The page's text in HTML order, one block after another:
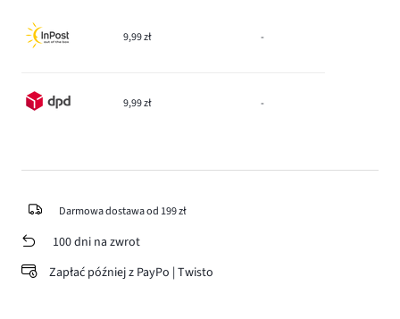
9,99 zł -
9,99 zł -
Darmowa dostawa od 199 zł
100 dni na zwrot
Zapłać później z PayPo | Twisto